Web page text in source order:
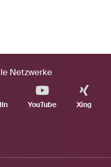
Netzwerke
YouTube Xing